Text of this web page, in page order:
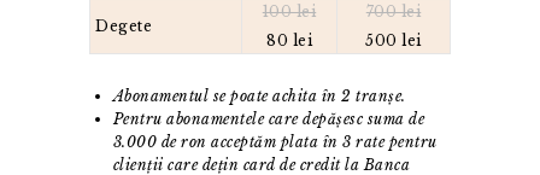
Degete
100 lei
80 lei
700 lei
500 lei
Abonamentul se poate achita în 2 tranșe.
Pentru abonamentele care depășesc suma de
3.000 de ron acceptăm plata în 3 rate pentru
clienții care dețin card de credit la Banca